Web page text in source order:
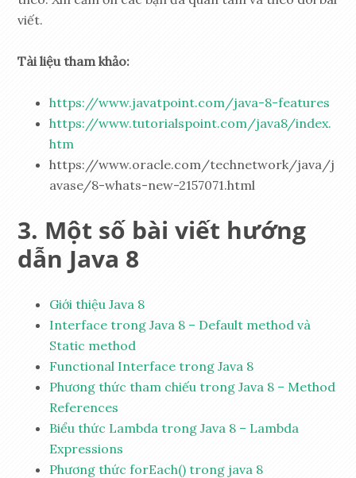
viết.
Tài liệu tham khảo:
https://www.javatpoint.com/java-8-features
https://www.tutorialspoint.com/java8/index.
htm
https://www.oracle.com/technetwork/java/j
avase/8-whats-new-2157071.html
Một số bài viết hướng
dẫn Java 8
Giới thiệu Java 8
Interface trong Java 8 – Default method và
Static method
Functional Interface trong Java 8
Phương thức tham chiếu trong Java 8 – Method
References
Biểu thức Lambda trong Java 8 – Lambda
Expressions
Phương thức forEach() trong java 8